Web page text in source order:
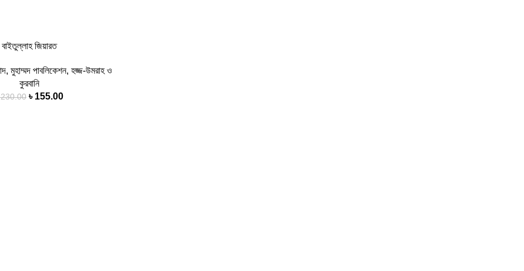
বাইতুল্লাহ জিয়ারত
,মুহাম্মদ পাবলিকেশন,হজ্জ-উমরাহ ও
কুরবানি
230.00 ৳ 155.00